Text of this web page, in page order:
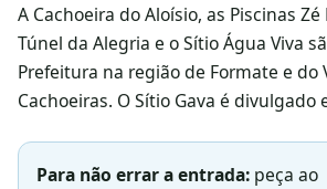
A Cachoeira do Aloísio, as Piscinas
Túnel da Alegria e o Sítio Água Viva
Prefeitura na região de Formate e do
Cachoeiras. O Sítio Gava é divulgado
Para não errar a entrada: peça ao